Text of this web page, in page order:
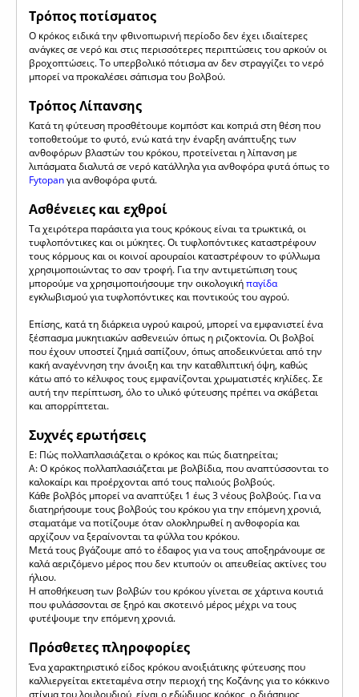
Τρόπος ποτίσματος
Ο κρόκος ειδικά την φθινοπωρινή περίοδο δεν έχει ιδιαίτερες
ανάγκες σε νερό και στις περισσότερες περιπτώσεις του αρκούν οι
βροχοπτώσεις. Το υπερβολικό πότισμα αν δεν στραγγίζει το νερό
μπορεί να προκαλέσει σάπισμα του βολβού.
Τρόπος Λίπανσης
Κατά τη φύτευση προσθέτουμε κομπόστ και κοπριά στη θέση που
τοποθετούμε το φυτό, ενώ κατά την έναρξη ανάπτυξης των
ανθοφόρων βλαστών του κρόκου, προτείνεται η λίπανση με
λιπάσματα διαλυτά σε νερό κατάλληλα για ανθοφόρα φυτά όπως το
Fytopanγια ανθοφόρα φυτά.
Ασθένειες και εχθροί
Τα χειρότερα παράσιτα για τους κρόκους είναι τα τρωκτικά, οι
τυφλοπόντικες και οι μύκητες. Οι τυφλοπόντικες καταστρέφουν
τους κόρμους και οι κοινοί αρουραίοι καταστρέφουν το φύλλωμα
χρησιμοποιώντας το σαν τροφή. Για την αντιμετώπιση τους
μπορούμε να χρησιμοποιήσουμε την οικολογικήπαγίδα
εγκλωβισμού για τυφλοπόντικες και ποντικούς του αγρού.
Επίσης, κατά τη διάρκεια υγρού καιρού, μπορεί να εμφανιστεί ένα
ξέσπασμα μυκητιακών ασθενειών όπως η ριζοκτονία. Οι βολβοί
που έχουν υποστεί ζημιά σαπίζουν, όπως αποδεικνύεται από την
κακή αναγέννηση την άνοιξη και την καταθλιπτική όψη, καθώς
κάτω από το κέλυφος τους εμφανίζονται χρωματιστές κηλίδες. Σε
αυτή την περίπτωση, όλο το υλικό φύτευσης πρέπει να σκάβεται
και απορρίπτεται.
Συχνές ερωτήσεις
Ε: Πώς πολλαπλασιάζεται ο κρόκος και πώς διατηρείται;
A: Ο κρόκος πολλαπλασιάζεται με βολβίδια, που αναπτύσσονται το
καλοκαίρι και προέρχονται από τους παλιούς βολβούς.
Κάθε βολβός μπορεί να αναπτύξει 1 έως 3 νέους βολβούς. Για να
διατηρήσουμε τους βολβούς του κρόκου για την επόμενη χρονιά,
σταματάμε να ποτίζουμε όταν ολοκληρωθεί η ανθοφορία και
αρχίζουν να ξεραίνονται τα φύλλα του κρόκου.
Μετά τους βγάζουμε από το έδαφος για να τους αποξηράνουμε σε
καλά αεριζόμενο μέρος που δεν κτυπούν οι απευθείας ακτίνες του
ήλιου.
Η αποθήκευση των βολβών του κρόκου γίνεται σε χάρτινα κουτιά
που φυλάσσονται σε ξηρό και σκοτεινό μέρος μέχρι να τους
φυτέψουμε την επόμενη χρονιά.
Πρόσθετες πληροφορίες
Ένα χαρακτηριστικό είδος κρόκου ανοιξιάτικης φύτευσης που
καλλιεργείται εκτεταμένα στην περιοχή της Κοζάνης για το κόκκινο
στίγμα του λουλουδιού, είναι ο εδώδιμος κρόκος, ο διάσημος